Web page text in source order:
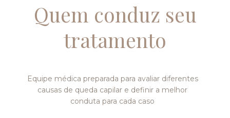
Quem conduz seu
tratamento
Equipe médica preparada para avaliar diferentes
causas de queda capilar e definir a melhor
conduta para cada caso